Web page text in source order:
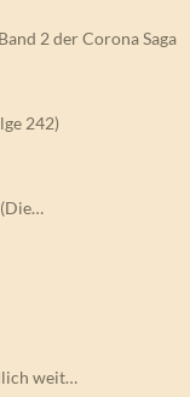
2 der Corona Saga
242)
weit…